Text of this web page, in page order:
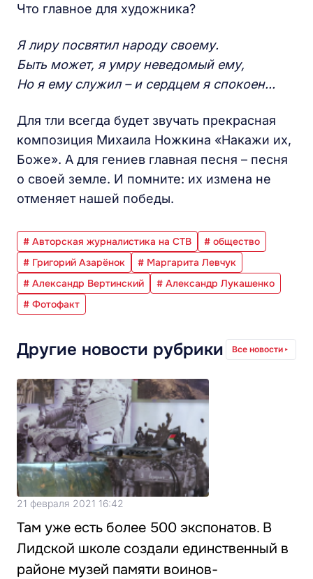
Что главное для художника?
Я лиру посвятил народу своему.
Быть может, я умру неведомый ему,
Но я ему служил – и сердцем я спокоен...
Для тли всегда будет звучать прекрасная
композиция Михаила Ножкина «Накажи их,
Боже». А для гениев главная песня – песня
о своей земле. И помните: их измена не
отменяет нашей победы.
# Авторская журналистика на СТВ
# общество
# Григорий Азарёнок
# Маргарита Левчук
# Александр Вертинский
# Александр Лукашенко
# Фотофакт
Другие новости рубрики Все новости
21 февраля 2021 16:42
Там уже есть более 500 экспонатов. В
Лидской школе создали единственный в
районе музей памяти воинов-